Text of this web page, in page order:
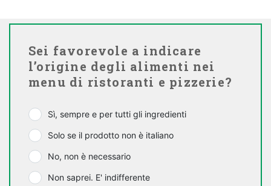
Sei favorevole a indicare
l’origine degli alimenti nei
menu di ristoranti e pizzerie?
Sì, sempre e per tutti gli ingredienti
Solo se il prodotto non è italiano
No, non è necessario
Non saprei. E' indifferente